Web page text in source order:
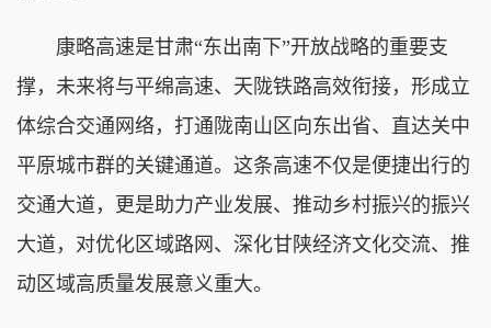
康略高速是甘肃“东出南下”开放战略的重要支
撑，未来将与平绵高速、天陇铁路高效衔接，形成立
体综合交通网络，打通陇南山区向东出省、直达关中
平原城市群的关键通道。这条高速不仅是便捷出行的
交通大道，更是助力产业发展、推动乡村振兴的振兴
大道，对优化区域路网、深化甘陕经济文化交流、推
动区域高质量发展意义重大。